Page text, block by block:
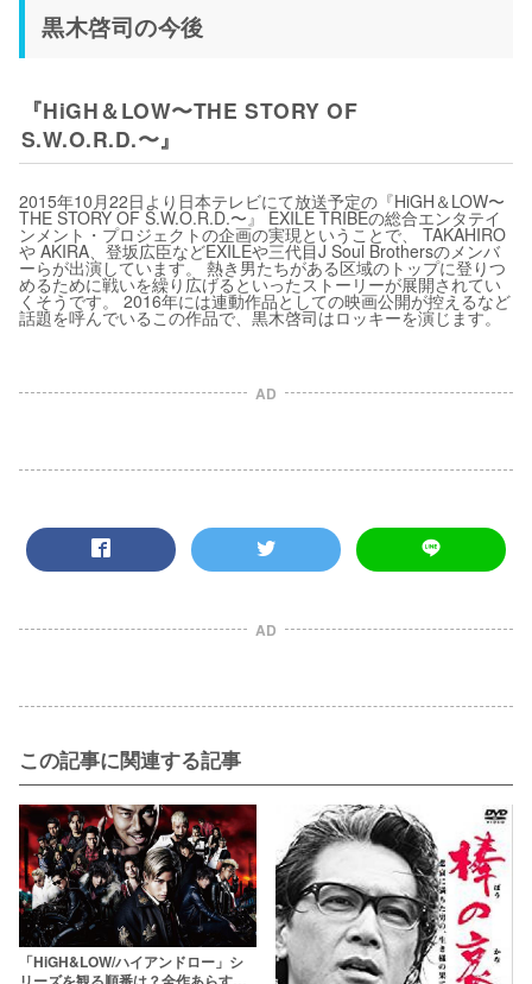
黒木啓司の今後
『HiGH＆LOW〜THE STORY OF
S.W.O.R.D.〜』
2015年10月22日より日本テレビにて放送予定の『HiGH＆LOW〜
THE STORY OF S.W.O.R.D.〜』 EXILE TRIBEの総合エンタテイ
ンメント・プロジェクトの企画の実現ということで、 TAKAHIRO
や AKIRA、登坂広臣などEXILEや三代目J Soul Brothersのメンバ
ーらが出演しています。 熱き男たちがある区域のトップに登りつ
めるために戦いを繰り広げるといったストーリーが展開されてい
くそうです。 2016年には連動作品としての映画公開が控えるなど
話題を呼んでいるこの作品で、黒木啓司はロッキーを演じます。
AD
AD
この記事に関連する記事
「HiGH&LOW/ハイアンドロー」シ